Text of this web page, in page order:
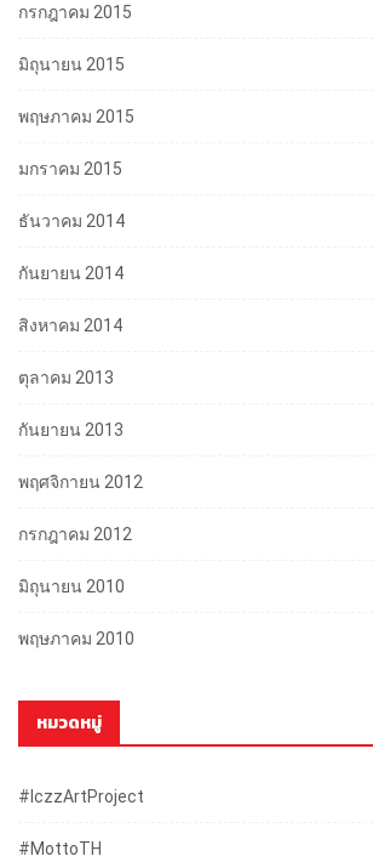
กรกฎาคม 2015
มิถุนายน 2015
พฤษภาคม 2015
มกราคม 2015
ธันวาคม 2014
กันยายน 2014
สิงหาคม 2014
ตุลาคม 2013
กันยายน 2013
พฤศจิกายน 2012
กรกฎาคม 2012
มิถุนายน 2010
พฤษภาคม 2010
หมวดหมู่
#iczzArtProject
#mottoTH